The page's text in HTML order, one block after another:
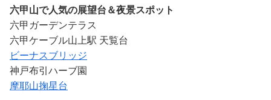
六甲山で人気の展望台＆夜景スポット
六甲ガーデンテラス
六甲ケーブル山上駅 天覧台
ビーナスブリッジ
神戸布引ハーブ園
摩耶山掬星台